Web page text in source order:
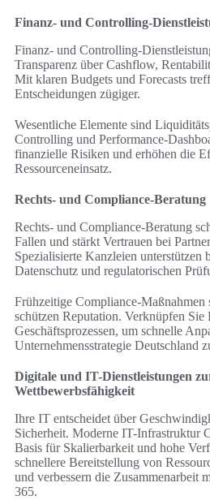
Finanz- und Controlling-
Finanz- und Controlling-
Transparenz über Cashflow,
Mit klaren Budgets und Forecasts
Entscheidungen zügiger.
Wesentliche Elemente sind
Controlling und Performance-
finanzielle Risiken und erhöhen die
Ressourceneinsatz.
Rechts- und Compliance-Beratung
Rechts- und Compliance-Beratung
Fallen und stärkt Vertrauen bei
Spezialisierte Kanzleien unterstützen
Datenschutz und regulatorischen
Frühzeitige Compliance-Maßnahmen
schützen Reputation. Verknüpfen Sie
Geschäftsprozessen, um schnelle
Unternehmensstrategie Deutschland
Digitale und IT-Dienstleistungen
Wettbewerbsfähigkeit
Ihre IT entscheidet über
Sicherheit. Moderne IT-Infrastruktur
Basis für Skalierbarkeit und hohe
schnellere Bereitstellung von
und verbessern die Zusammenarbeit
365.